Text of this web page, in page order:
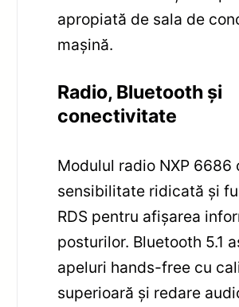
apropiată de sala de
mașină.
Radio, Bluetooth și
conectivitate
Modulul radio NXP 6686
sensibilitate ridicată și
RDS pentru afișarea
posturilor. Bluetooth 5.1
apeluri hands-free cu
superioară și redare